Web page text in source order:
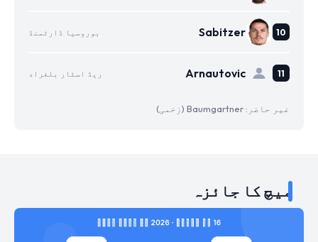
Sabitzer بوروسیا ڈارٹمنڈ
Arnautovic ریڈ اسٹار بلغراد
غیر حاضر: Baumgartner (زخمی)
میچ کا جائزہ